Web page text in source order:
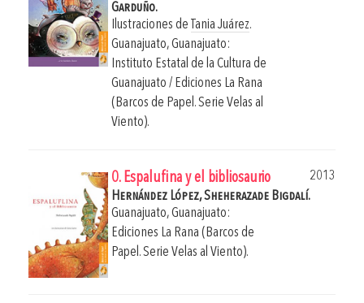
Garduño.
Ilustraciones de Tania Juárez.
Guanajuato, Guanajuato:
Instituto Estatal de la Cultura de
Guanajuato / Ediciones La Rana
(Barcos de Papel. Serie Velas al
Viento).
0. Espalufina y el bibliosaurio
2013
Hernández López, Sheherazade Bigdalí.
Guanajuato, Guanajuato:
Ediciones La Rana (Barcos de
Papel. Serie Velas al Viento).